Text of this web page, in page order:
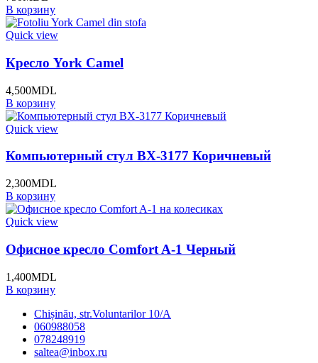
В корзину
Quick view
Кресло York Camel
4,500MDL
В корзину
Quick view
Компьютерный стул BX-3177 Коричневый
2,300MDL
В корзину
Quick view
Офисное кресло Comfort A-1 Черный
1,400MDL
В корзину
Chișinău, str.Voluntarilor 10/A
060988058
078248919
saltea@inbox.ru